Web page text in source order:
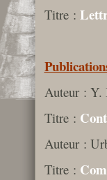
Titre :
Auteur : Y.
Titre :
Auteur :
Titre :